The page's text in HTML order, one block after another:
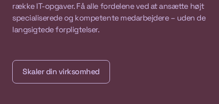
række IT-opgaver. Få alle fordelene ved at ansætte højt
specialiserede og kompetente medarbejdere – uden de
langsigtede forpligtelser.
Skaler din virksomhed